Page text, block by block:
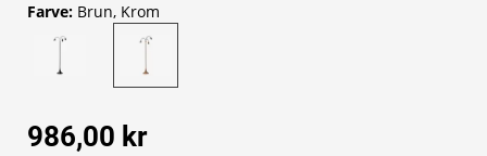
Farve: Brun, Krom
986,00 kr